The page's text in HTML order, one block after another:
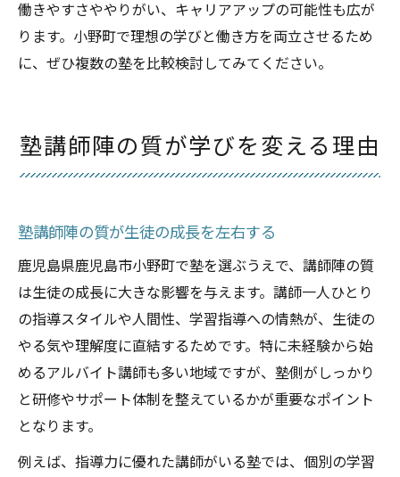
働きやすさややりがい、キャリアアップの可能性も広が
ります。小野町で理想の学びと働き方を両立させるため
に、ぜひ複数の塾を比較検討してみてください。
塾講師陣の質が学びを変える理由
塾講師陣の質が生徒の成長を左右する
鹿児島県鹿児島市小野町で塾を選ぶうえで、講師陣の質
は生徒の成長に大きな影響を与えます。講師一人ひとり
の指導スタイルや人間性、学習指導への情熱が、生徒の
やる気や理解度に直結するためです。特に未経験から始
めるアルバイト講師も多い地域ですが、塾側がしっかり
と研修やサポート体制を整えているかが重要なポイント
となります。
例えば、指導力に優れた講師がいる塾では、個別の学習